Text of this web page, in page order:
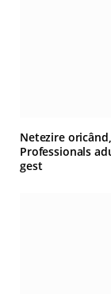
Netezire
Professionals
gest